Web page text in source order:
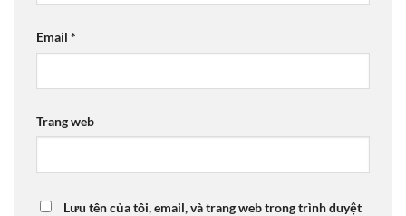
Email *
Trang web
Lưu tên của tôi, email, và trang web trong trình duyệt